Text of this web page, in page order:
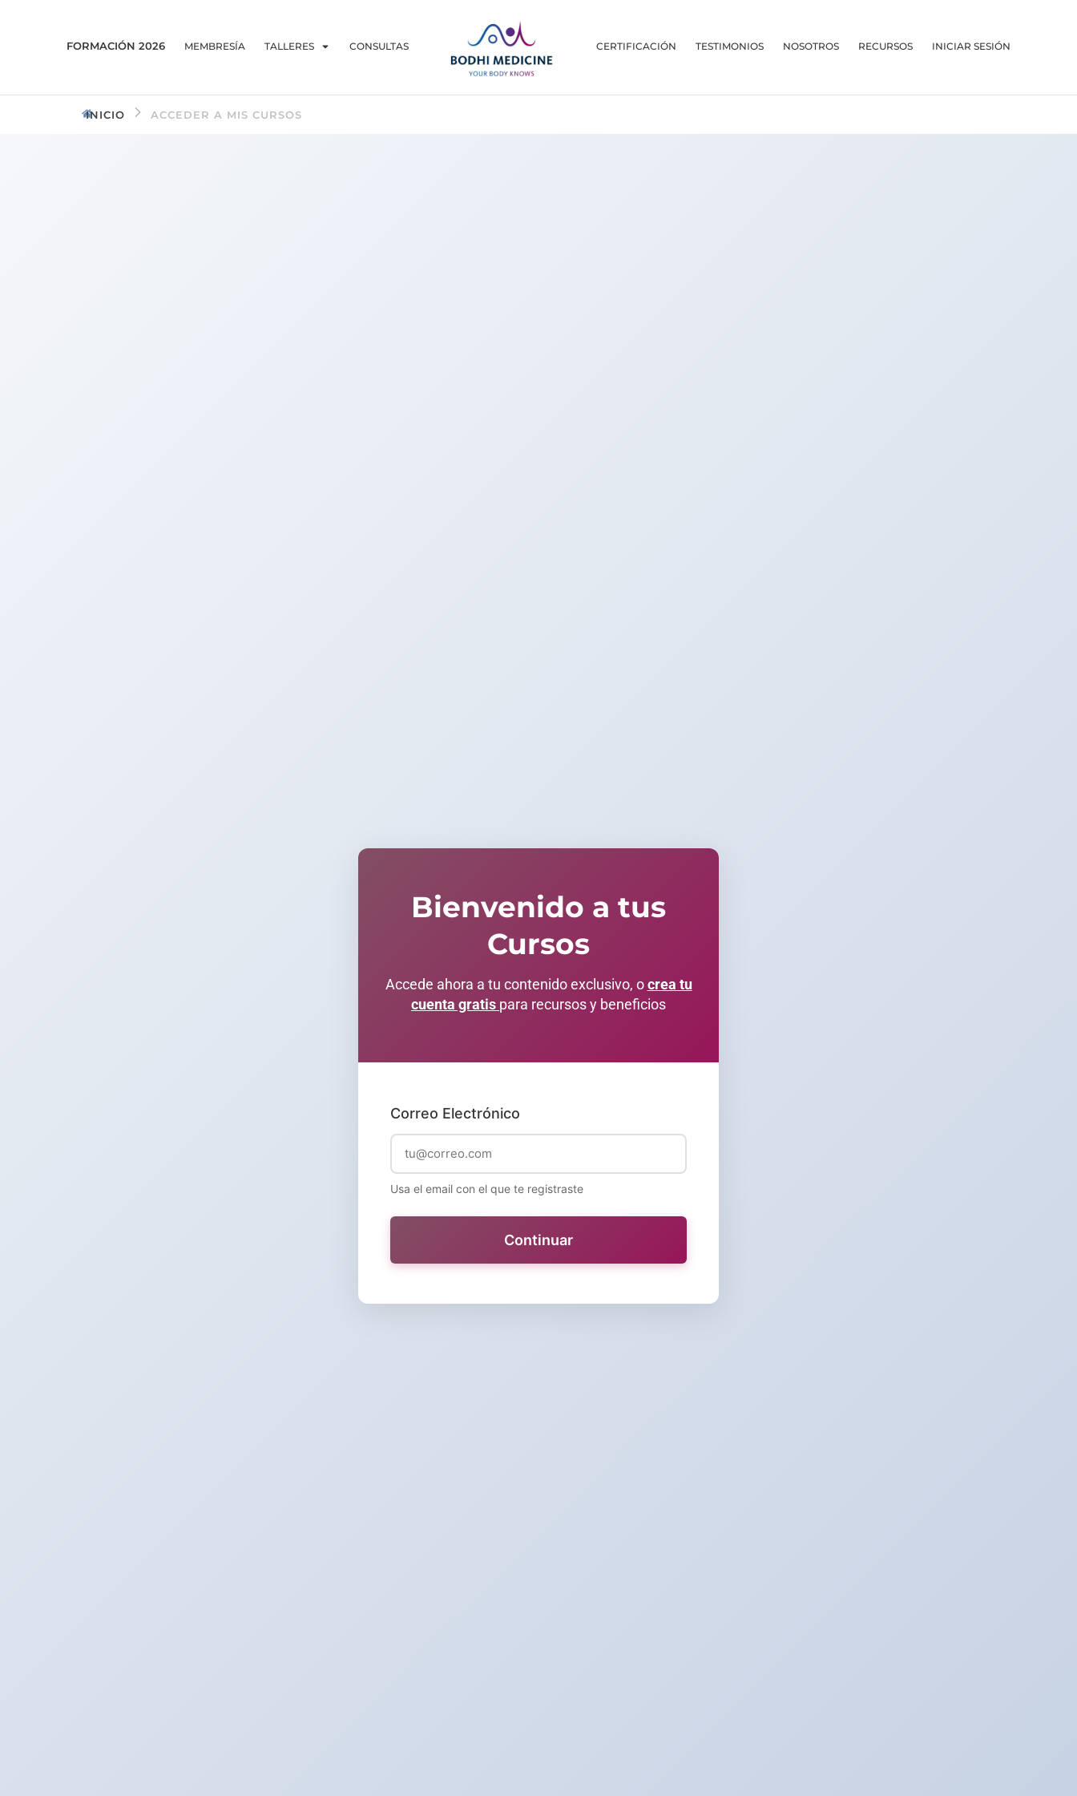
FORMACIÓN 2026 MEMBRESÍA TALLERES CONSULTAS CERTIFICACIÓN TESTIMONIOS NOSOTROS RECURSOS INICIAR SESIÓN
INICIO ACCEDER A MIS CURSOS
Bienvenido a tus
Cursos
Accede ahora a tu contenido exclusivo, ocrea tu
cuenta gratis para recursos y beneficios
Correo Electrónico
Usa el email con el que te registraste
Continuar